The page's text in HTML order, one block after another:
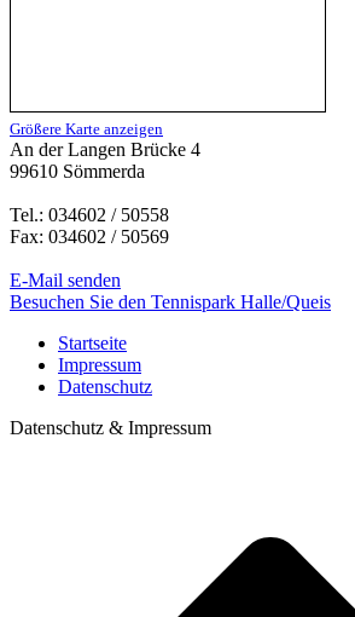
Größere Karte anzeigen
An der Langen Brücke 4
99610 Sömmerda
Tel.: 034602 / 50558
Fax: 034602 / 50569
E-Mail senden
Besuchen Sie den Tennispark Halle/Queis
Startseite
Impressum
Datenschutz
Datenschutz & Impressum